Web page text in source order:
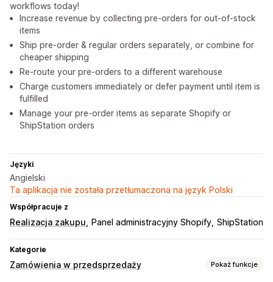
workflows today!
Increase revenue by collecting pre-orders for out-of-stock
items
Ship pre-order & regular orders separately, or combine for
cheaper shipping
Re-route your pre-orders to a different warehouse
Charge customers immediately or defer payment until item is
fulfilled
Manage your pre-order items as separate Shopify or
ShipStation orders
Języki
Angielski
Ta aplikacja nie została przetłumaczona na język Polski
Współpracuje z
Realizacja zakupu Panel administracyjny Shopify ShipStation
Kategorie
Zamówienia w przedsprzedaży Pokaż funkcje